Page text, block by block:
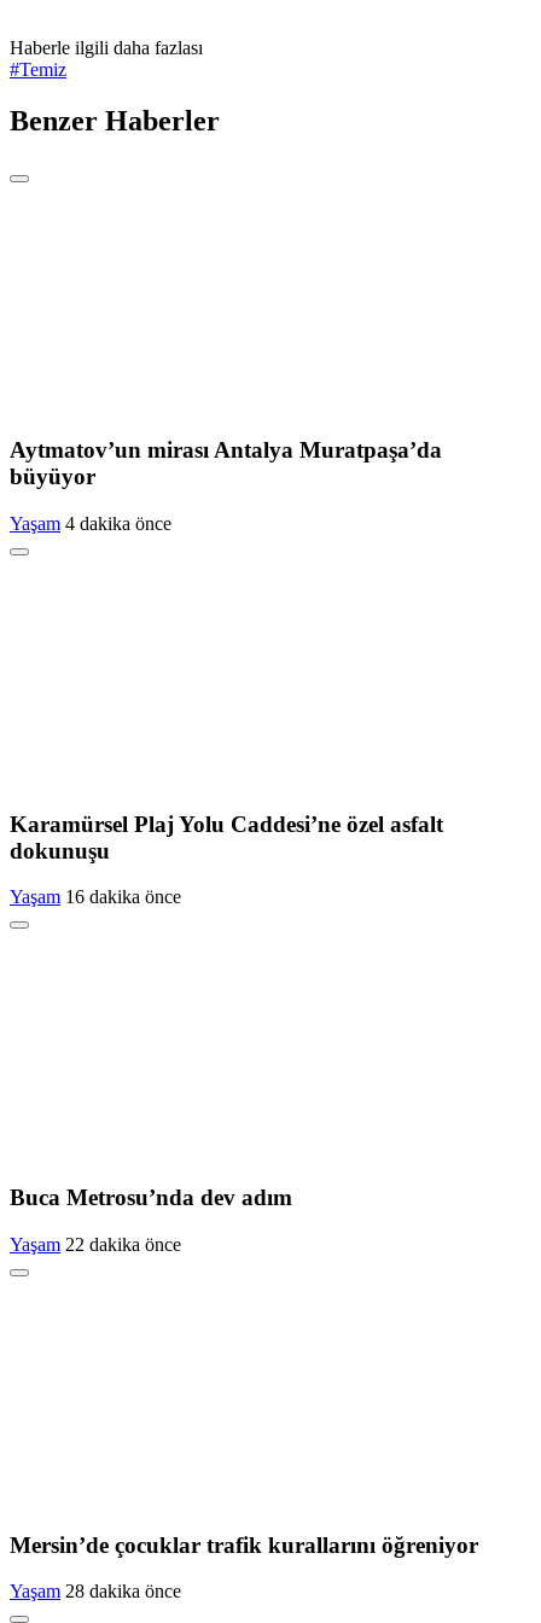
Haberle ilgili daha fazlası
#Temiz
Benzer Haberler
Aytmatov’un mirası Antalya Muratpaşa’da
büyüyor
Yaşam 4 dakika önce
Karamürsel Plaj Yolu Caddesi’ne özel asfalt
dokunuşu
Yaşam 16 dakika önce
Buca Metrosu’nda dev adım
Yaşam 22 dakika önce
Mersin’de çocuklar trafik kurallarını öğreniyor
Yaşam 28 dakika önce